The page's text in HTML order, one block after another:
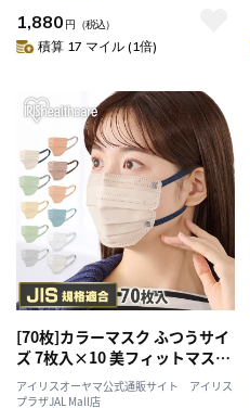
1,880 円 （税込）
積算 17 マイル (1倍)
[70枚]カラーマスク ふつうサイ
ズ 7枚入×10 美フィットマスク
シルクベージュ
アイリスオーヤマ公式通販サイト アイリス
プラザJAL Mall店